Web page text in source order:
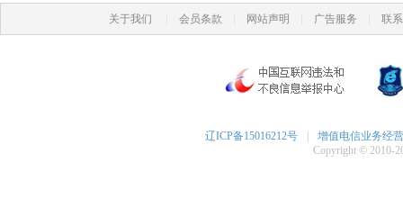
关于我们 会员条款 网站声明 广告服务 联
辽ICP备15016212号
增值电信业务经
Copyright © 2010-